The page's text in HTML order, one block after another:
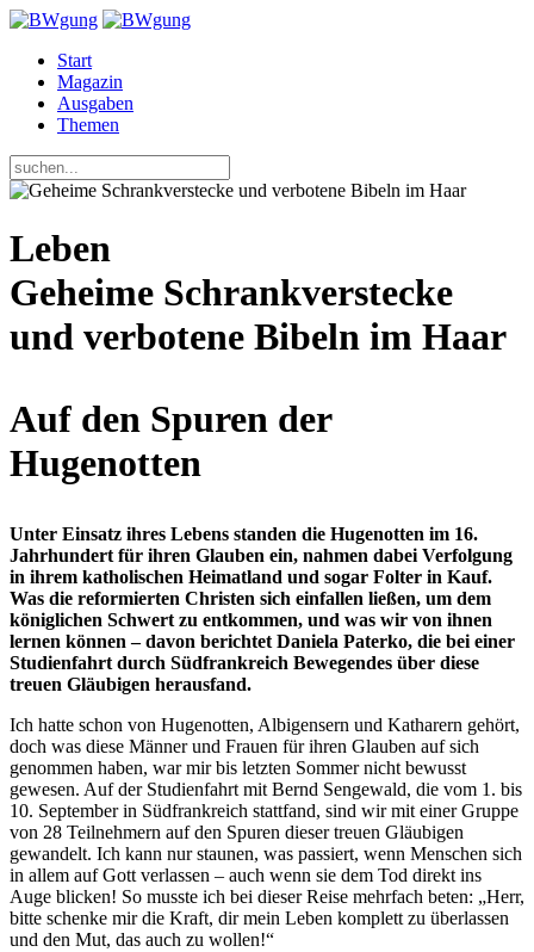
Start
Magazin
Ausgaben
Themen
Leben
Geheime Schrankverstecke
und verbotene Bibeln im Haar
Auf den Spuren der
Hugenotten
Unter Einsatz ihres Lebens standen die Hugenotten im 16.
Jahrhundert für ihren Glauben ein, nahmen dabei Verfolgung
in ihrem katholischen Heimatland und sogar Folter in Kauf.
Was die reformierten Christen sich einfallen ließen, um dem
königlichen Schwert zu entkommen, und was wir von ihnen
lernen können – davon berichtet Daniela Paterko, die bei einer
Studienfahrt durch Südfrankreich Bewegendes über diese
treuen Gläubigen herausfand.
Ich hatte schon von Hugenotten, Albigensern und Katharern gehört,
doch was diese Männer und Frauen für ihren Glauben auf sich
genommen haben, war mir bis letzten Sommer nicht bewusst
gewesen. Auf der Studienfahrt mit Bernd Sengewald, die vom 1. bis
10. September in Südfrankreich stattfand, sind wir mit einer Gruppe
von 28 Teilnehmern auf den Spuren dieser treuen Gläubigen
gewandelt. Ich kann nur staunen, was passiert, wenn Menschen sich
in allem auf Gott verlassen – auch wenn sie dem Tod direkt ins
Auge blicken! So musste ich bei dieser Reise mehrfach beten: „Herr,
bitte schenke mir die Kraft, dir mein Leben komplett zu überlassen
und den Mut, das auch zu wollen!“